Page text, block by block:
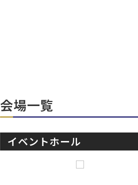
会場一覧
イベントホール
面積